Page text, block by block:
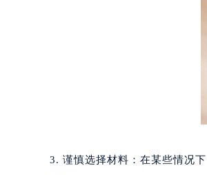
贵阳市南明区
昆明市盘龙区
石家庄市长安
西安市碑林区
海口市龙华区
台州市椒江区
甘肃省兰州市
3. 谨慎选择材料：在某些情况